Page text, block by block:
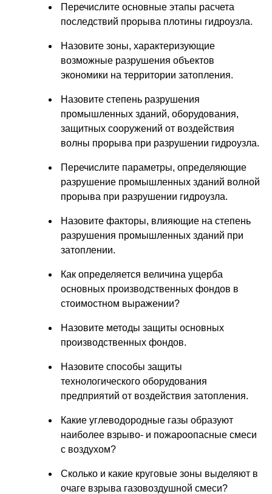
Перечислите основные этапы расчета
последствий прорыва плотины гидроузла.
Назовите зоны, характеризующие
возможные разрушения объектов
экономики на территории затопления.
Назовите степень разрушения
промышленных зданий, оборудования,
защитных сооружений от воздействия
волны прорыва при разрушении гидроузла.
Перечислите параметры, определяющие
разрушение промышленных зданий волной
прорыва при разрушении гидроузла.
Назовите факторы, влияющие на степень
разрушения промышленных зданий при
затоплении.
Как определяется величина ущерба
основных производственных фондов в
стоимостном выражении?
Назовите методы защиты основных
производственных фондов.
Назовите способы защиты
технологического оборудования
предприятий от воздействия затопления.
Какие углеводородные газы образуют
наиболее взрыво- и пожароопасные смеси
с воздухом?
Сколько и какие круговые зоны выделяют в
очаге взрыва газовоздушной смеси?